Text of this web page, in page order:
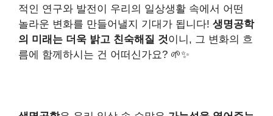
적인 연구와 발전이 우리의 일상생활 속에서 어떤
놀라운 변화를 만들어낼지 기대가 됩니다! 생명공학
의 미래는 더욱 밝고 친숙해질 것이니, 그 변화의 흐
름에 함께하시는 건 어떠신가요? 🌱✨